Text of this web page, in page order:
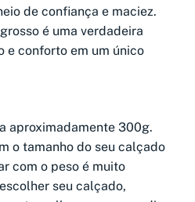
de confiança e maciez.
é uma verdadeira
e conforto em um único
aproximadamente 300g.
o tamanho do seu calçado
com o peso é muito
seu calçado,